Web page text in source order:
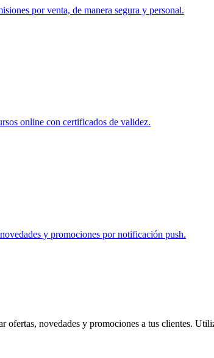
por venta, de manera segura y personal.
online con certificados de validez.
y promociones por notificación push.
novedades y promociones a tus clientes.